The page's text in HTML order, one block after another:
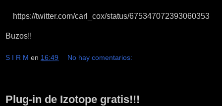
https://twitter.com/carl_cox/status/675347072393060353
Buzos!!
S I R M en 16:49 No hay comentarios:
Plug-in de Izotope gratis!!!